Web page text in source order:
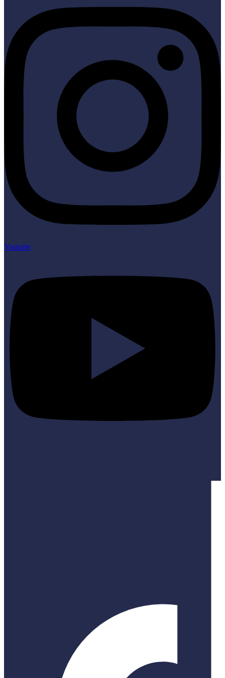
Youtube